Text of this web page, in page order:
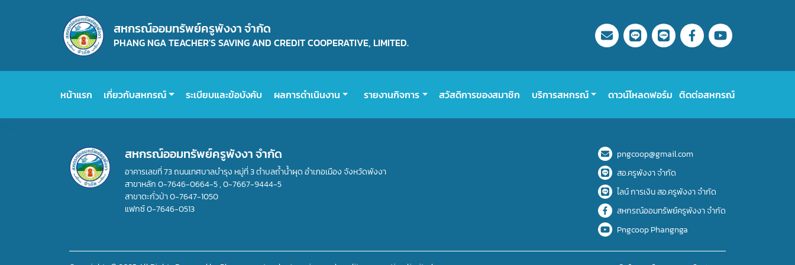
สหกรณ์ออมทรัพย์ครูพังงา จำกัด
PHANG NGA TEACHER'S SAVING AND CREDIT COOPERATIVE, LIMITED.
หน้าแรก เกี่ยวกับสหกรณ์ ระเบียบและข้อบังคับ ผลการดำเนินงาน รายงานกิจการ สวัสดิการของสมาชิก บริการสหกรณ์ ดาวน์โหลดฟอร์ม ติดต่อสหกรณ์
สหกรณ์ออมทรัพย์ครูพังงา จำกัด
อาคารเลขที่ 73 ถนนเทศบาลบำรุง หมู่ที่ 3 ตำบลถ้ำน้ำผุด อำเภอเมือง จังหวัดพังงา
สาขาหลัก0-7646-0664-5,0-7667-9444-5
สาขาตะกั่วป่า0-7647-1050
แฟกซ์0-7646-0513
pngcoop@gmail.com
สอ.ครูพังงา จำกัด
ไลน์ การเงิน สอ.ครูพังงา จำกัด
สหกรณ์ออมทรัพย์ครูพังงา จำกัด
Pngcoop Phangnga